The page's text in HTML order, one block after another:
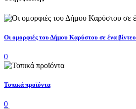
Οι ομορφιές του Δήμου Καρύστου σε ένα βίντεο
0
Τοπικά προϊόντα
0